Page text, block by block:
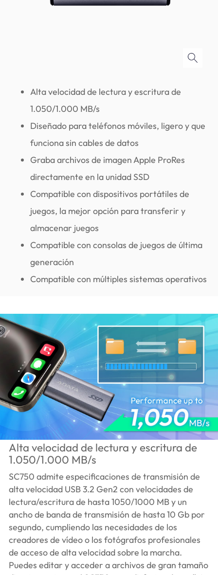
Alta velocidad de lectura y escritura de
1.050/1.000 MB/s
Diseñado para teléfonos móviles, ligero y que
funciona sin cables de datos
Graba archivos de imagen Apple ProRes
directamente en la unidad SSD
Compatible con dispositivos portátiles de
juegos, la mejor opción para transferir y
almacenar juegos
Compatible con consolas de juegos de última
generación
Compatible con múltiples sistemas operativos
Alta velocidad de lectura y escritura de
1.050/1.000 MB/s
SC750 admite especificaciones de transmisión de
alta velocidad USB 3.2 Gen2 con velocidades de
lectura/escritura de hasta 1050/1000 MB y un
ancho de banda de transmisión de hasta 10 Gb por
segundo, cumpliendo las necesidades de los
creadores de vídeo o los fotógrafos profesionales
de acceso de alta velocidad sobre la marcha.
Puedes editar y acceder a archivos de gran tamaño